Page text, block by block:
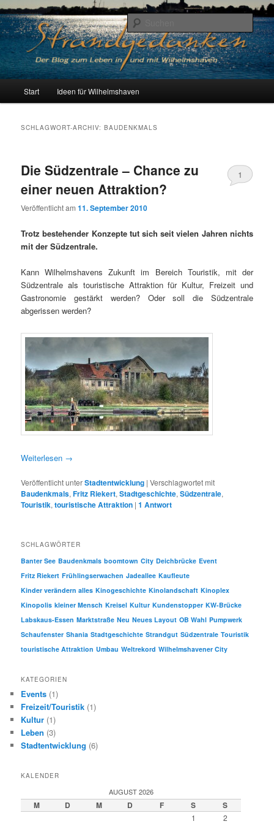
Zum
primären
Inhalt
springen
Zum
sekundären
Inhalt
springenStrandgedanken
Der Blog zum Leben in Wilhelmshaven
Start Ideen für Wilhelmshaven
SCHLAGWORT-ARCHIV:BAUDENKMALS
Die Südzentrale – Chance zu
einer neuen Attraktion?
Veröffentlicht am11. September 2010
1
Trotz bestehender Konzepte tut sich seit vielen Jahren nichts
mit der Südzentrale.
Kann Wilhelmshavens Zukunft im Bereich Touristik, mit der
Südzentrale als touristische Attraktion für Kultur, Freizeit und
Gastronomie gestärkt werden? Oder soll die Südzentrale
abgerissen werden?
Weiterlesen →
Veröffentlicht unterStadtentwicklung |Verschlagwortet mit
Baudenkmals,Fritz Riekert,Stadtgeschichte,Südzentrale,
Touristik,touristische Attraktion |1 Antwort
SCHLAGWÖRTER
Banter See Baudenkmals boomtown City Deichbrücke Event
Fritz Riekert Frühlingserwachen Jadeallee Kaufleute
Kinder verändern alles Kinogeschichte Kinolandschaft Kinoplex
Kinopolis kleiner Mensch Kreisel Kultur Kundenstopper KW-Brücke
Labskaus-Essen Marktstraße Neu Neues Layout OB Wahl Pumpwerk
Schaufenster Shania Stadtgeschichte Strandgut Südzentrale Touristik
touristische Attraktion Umbau Weltrekord Wilhelmshavener City
KATEGORIEN
Events (1)
Freizeit/Touristik (1)
Kultur (1)
Leben (3)
Stadtentwicklung (6)
KALENDER
AUGUST 2026
M D M D F S S
1 2